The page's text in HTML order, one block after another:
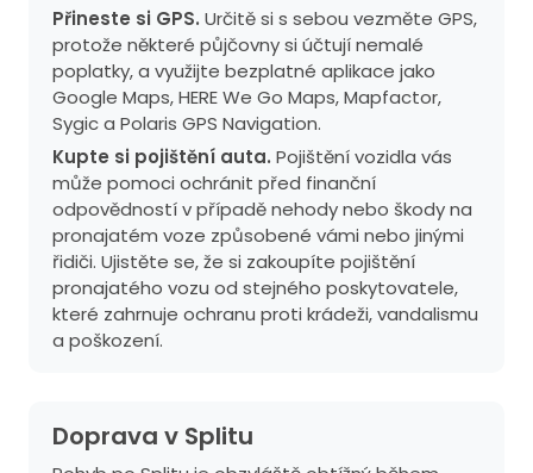
Přineste si GPS. Určitě si s sebou vezměte GPS,
protože některé půjčovny si účtují nemalé
poplatky, a využijte bezplatné aplikace jako
Google Maps, HERE We Go Maps, Mapfactor,
Sygic a Polaris GPS Navigation.
Kupte si pojištění auta. Pojištění vozidla vás
může pomoci ochránit před finanční
odpovědností v případě nehody nebo škody na
pronajatém voze způsobené vámi nebo jinými
řidiči. Ujistěte se, že si zakoupíte pojištění
pronajatého vozu od stejného poskytovatele,
které zahrnuje ochranu proti krádeži, vandalismu
a poškození.
Doprava v Splitu